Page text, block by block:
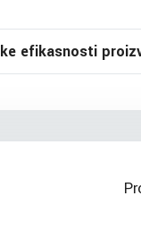
efikasnosti